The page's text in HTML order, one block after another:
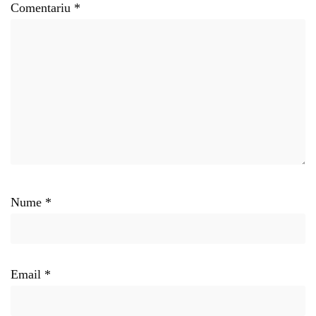
Comentariu *
Nume *
Email *